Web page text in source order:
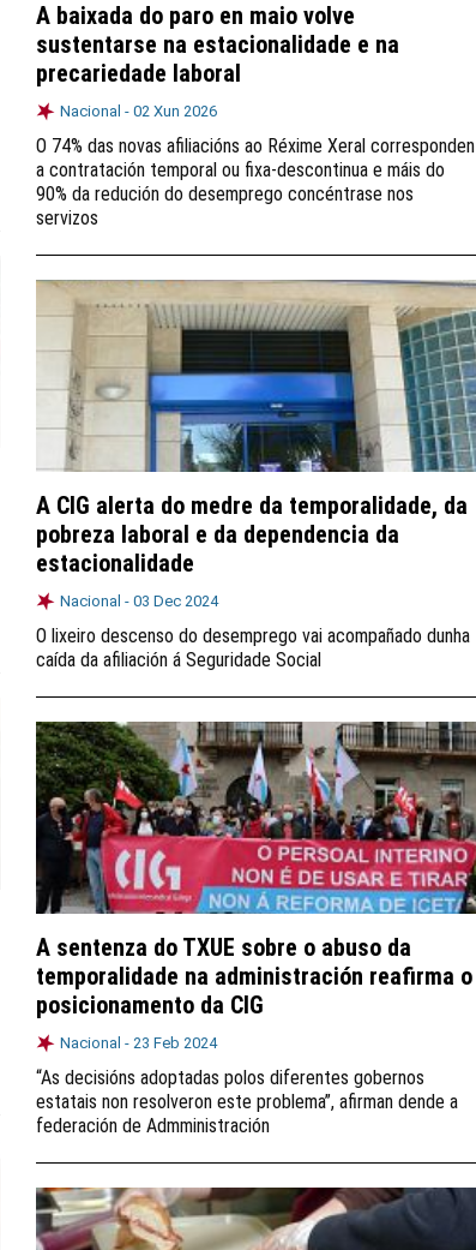
A baixada do paro en maio volve
sustentarse na estacionalidade e na
precariedade laboral
Nacional - 02 Xun 2026
O 74% das novas afiliacións ao Réxime Xeral corresponden
a contratación temporal ou fixa-descontinua e máis do
90% da redución do desemprego concéntrase nos
servizos
A CIG alerta do medre da temporalidade, da
pobreza laboral e da dependencia da
estacionalidade
Nacional - 03 Dec 2024
O lixeiro descenso do desemprego vai acompañado dunha
caída da afiliación á Seguridade Social
A sentenza do TXUE sobre o abuso da
temporalidade na administración reafirma o
posicionamento da CIG
Nacional - 23 Feb 2024
“As decisións adoptadas polos diferentes gobernos
estatais non resolveron este problema”, afirman dende a
federación de Admministración